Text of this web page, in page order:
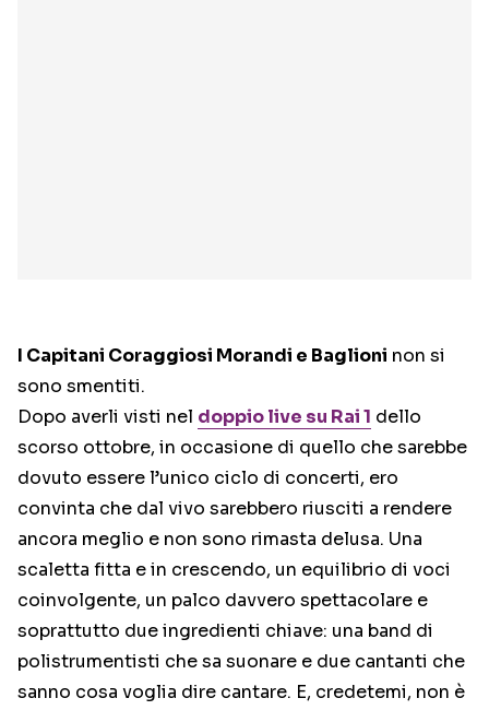
I Capitani Coraggiosi Morandi e Baglioni non si
sono smentiti.
Dopo averli visti nel doppio live su Rai 1 dello
scorso ottobre, in occasione di quello che sarebbe
dovuto essere l’unico ciclo di concerti, ero
convinta che dal vivo sarebbero riusciti a rendere
ancora meglio e non sono rimasta delusa. Una
scaletta fitta e in crescendo, un equilibrio di voci
coinvolgente, un palco davvero spettacolare e
soprattutto due ingredienti chiave: una band di
polistrumentisti che sa suonare e due cantanti che
sanno cosa voglia dire cantare. E, credetemi, non è